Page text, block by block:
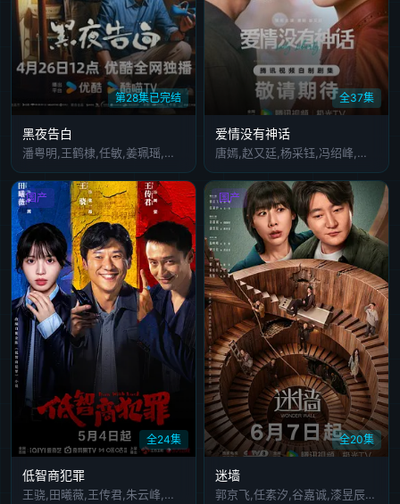
第28集已完结
黑夜告白
潘粤明,王鹤棣,任敏,姜珮瑶,赵虎子,江奇霖,宋霄瑛子,郑奇,陈玺旭,刘闯,周大勇
全37集
爱情没有神话
唐嫣,赵又廷,杨采钰,冯绍峰,晏紫东,何蓝逗,王菊,张超,陈昊森,倪虹洁,刘钧,沙宝亮,王姬,周野芒,吴玉芳,刘恩佳,李殿尊,王艺荻,杜双宇,柳珊,鲍大志,陈国庆,杨晨,曹可凡
国产
全24集
低智商犯罪
王骁,田曦薇,王传君,朱云峰,张瑞涵,姜冠南,马旭东,宋郁河,董宝石,雷佳音,扈耀之,张哲华,詹鑫,谭希和,任程伟,白志迪,赵达,闫佩伦,黄晓娟,王沛禄,徐冬冬,姚橹,周大勇,栾元晖,刘巴特尔,宗俊涛,鞠帛展,刘闯,宋熹,王正权,荣飞
国产
全20集
迷墙
郭京飞,任素汐,谷嘉诚,漆昱辰,温峥嵘,刘天佐,迟蓬,方芳,董博,朱袁员,王伯昭,郑楚一